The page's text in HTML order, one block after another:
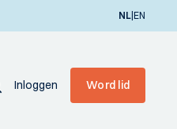
NL|EN
Inloggen Word lid